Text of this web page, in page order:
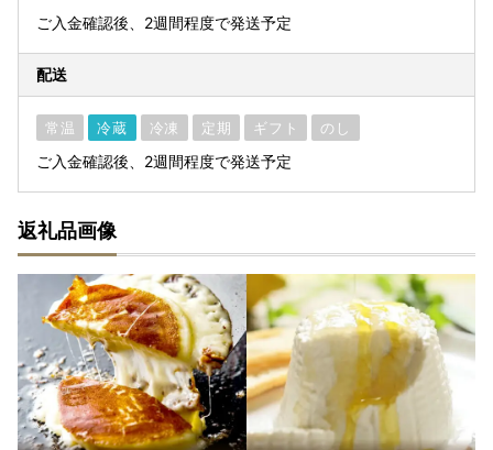
ご入金確認後、2週間程度で発送予定
配送
常温 冷蔵 冷凍 定期 ギフト のし
ご入金確認後、2週間程度で発送予定
返礼品画像